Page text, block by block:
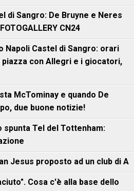
di Sangro: De Bruyne e Neres
CN24
Napoli Castel di Sangro: orari
con Allegri e i giocatori,
McTominay e quando De
due buone notizie!
spunta Tel del Tottenham:
Jesus proposto ad un club di A
Cosa c'è alla base dello